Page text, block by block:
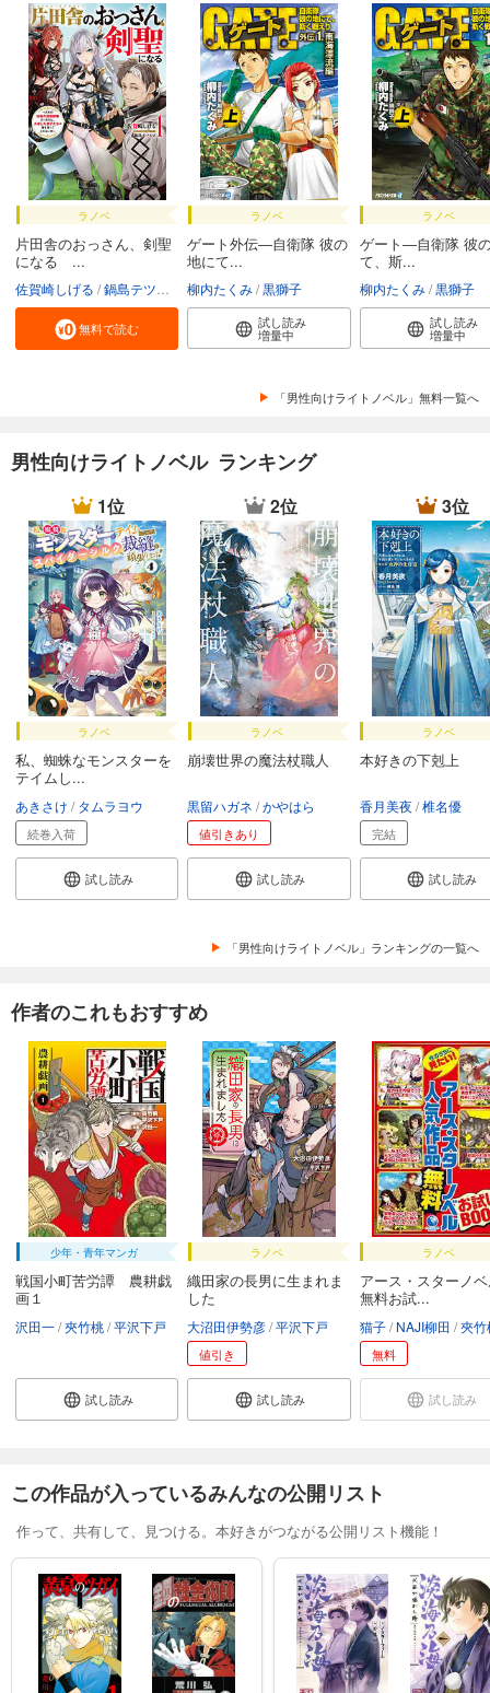
ラノベ
片田舎のおっさん、剣聖
になる ...
佐賀崎しげる 鍋島テツヒロ
無料で読む
ラノベ
ゲート外伝―自衛隊 彼の
地にて...
柳内たくみ 黒獅子
試し読み
増量中
ラノベ
ゲート―自衛隊 彼
て、斯...
柳内たくみ 黒獅子
試し読み
増量中
「男性向けライトノベル」無料一覧へ
男性向けライトノベル ランキング
1位
ラノベ
私、蜘蛛なモンスターを
テイムし...
あきさけ タムラヨウ
続巻入荷
試し読み
2位
ラノベ
崩壊世界の魔法杖職人
黒留ハガネ かやはら
値引きあり
試し読み
3位
ラノベ
本好きの下剋上
香月美夜 椎名優
完結
試し読み
「男性向けライトノベル」ランキングの一覧へ
作者のこれもおすすめ
少年・青年マンガ
戦国小町苦労譚 農耕戯
画１
沢田一 夾竹桃 平沢下戸
試し読み
ラノベ
織田家の長男に生まれま
した
大沼田伊勢彦 平沢下戸
値引き
試し読み
ラノベ
アース・スターノ
無料お試...
猫子 NAJI柳田 夾竹
無料
試し読み
この作品が入っているみんなの公開リスト
作って、共有して、見つける。本好きがつながる公開リスト機能！